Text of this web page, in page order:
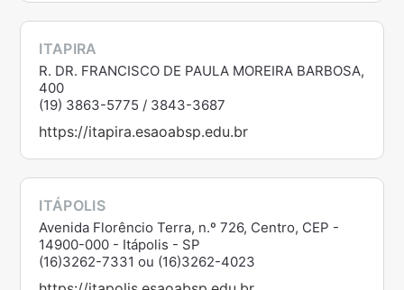
ITAPIRA
R. DR. FRANCISCO DE PAULA MOREIRA BARBOSA,
400
(19) 3863-5775 / 3843-3687
https://itapira.esaoabsp.edu.br
ITÁPOLIS
Avenida Florêncio Terra, n.º 726, Centro, CEP -
14900-000 - Itápolis - SP
(16)3262-7331 ou (16)3262-4023